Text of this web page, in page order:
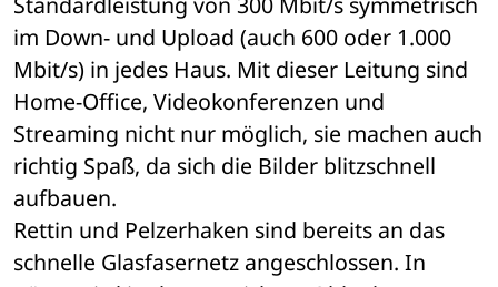
im Down- und Upload (auch 600 oder 1.000
Mbit/s) in jedes Haus. Mit dieser Leitung sind
Home-Office, Videokonferenzen und
Streaming nicht nur möglich, sie machen auch
richtig Spaß, da sich die Bilder blitzschnell
aufbauen.
Rettin und Pelzerhaken sind bereits an das
schnelle Glasfasernetz angeschlossen. In